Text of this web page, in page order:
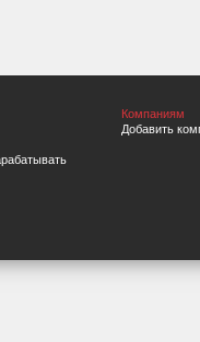
Компаниям
Добавить